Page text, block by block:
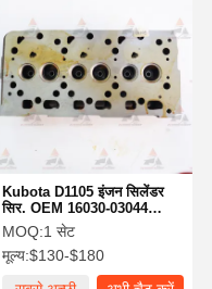
Kubota D1105 इंजन सिलेंडर
सिर. OEM 16030-03044
1G065-03044 1G053-03040
16261-03040.
MOQ:1 सेट
मूल्य:$130-$180